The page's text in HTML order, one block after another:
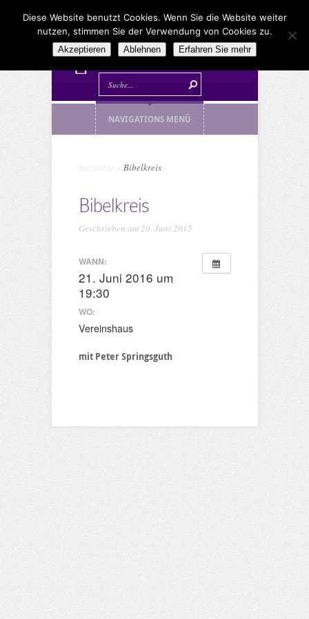
NAVIGATIONS MENÜ
Startseite Bibelkreis
Bibelkreis
Geschrieben am 20. Juni 2015
WANN:
21. Juni 2016 um
19:30
WO:
Vereinshaus
mit Peter Springsguth
Diese Website benutzt Cookies. Wenn Sie die Website weiter
nutzen, stimmen Sie der Verwendung von Cookies zu.
Akzeptieren Ablehnen Erfahren Sie mehr